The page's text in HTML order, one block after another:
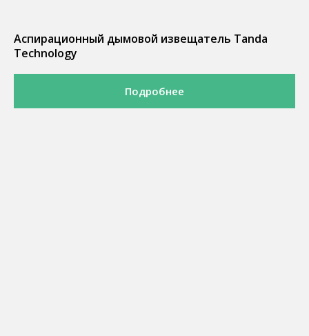
Аспирационный дымовой извещатель Tanda
Technology
Подробнее